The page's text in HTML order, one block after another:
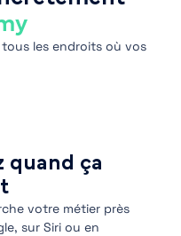
tous les endroits où vos
quand ça
votre métier près
sur Siri ou en